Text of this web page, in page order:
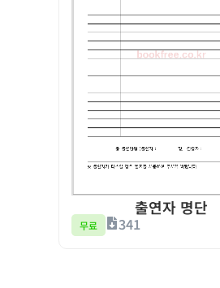
출연자 명단
무료 341